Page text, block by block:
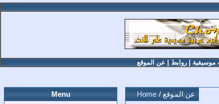
موسيقية |روابط عن الموقع
Menu Home / عن الموقع